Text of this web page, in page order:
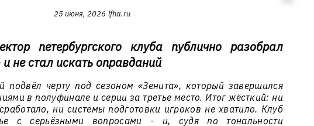
25 июня, 2026 lfha.ru
петербургского клуба публично разобрал
не стал искать оправданий
подвёл черту под сезоном «Зенита», который завершился
в полуфинале и серии за третье место. Итог жёсткий: ни
ни системы подготовки игроков не хватило. Клуб
с серьёзными вопросами - и, судя по тональности